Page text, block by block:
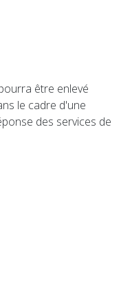
être enlevé
le cadre d'une
des services de